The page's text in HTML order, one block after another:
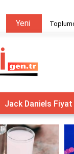
Yeni
Jack Daniels Fiyat